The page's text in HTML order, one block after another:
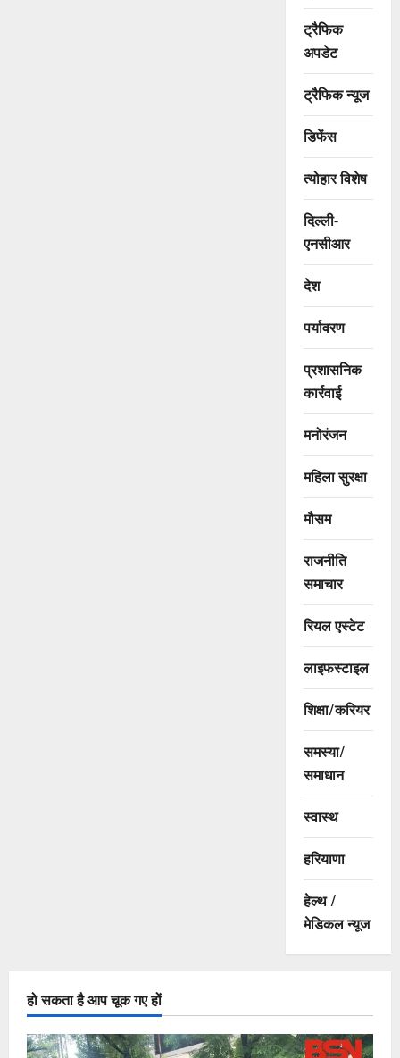
ट्रैफिक
अपडेट
ट्रैफिक न्यूज
डिफेंस
त्योहार विशेष
दिल्ली-
एनसीआर
देश
पर्यावरण
प्रशासनिक
कार्रवाई
मनोरंजन
महिला सुरक्षा
मौसम
राजनीति
समाचार
रियल एस्टेट
लाइफस्टाइल
शिक्षा/करियर
समस्या/
समाधान
स्वास्थ
हरियाणा
हेल्थ /
मेडिकल न्यूज
हो सकता है आप चूक गए हों